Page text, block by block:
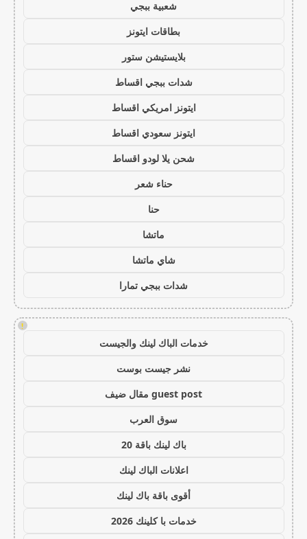
شعبية ببجي
بطاقات ايتونز
بلايستيشن ستور
شدات ببجي اقساط
ايتونز امريكي اقساط
ايتونز سعودي اقساط
شحن يلا لودو اقساط
حناء شعر
حنا
ماتشا
شاي ماتشا
شدات ببجي تمارا
!
خدمات الباك لينك والجيست
نشر جيست بوست
guest post مقال ضيف
سوق العرب
باك لينك باقة 20
اعلانات الباك لينك
أقوى باقة باك لينك
خدمات با كلينك 2026